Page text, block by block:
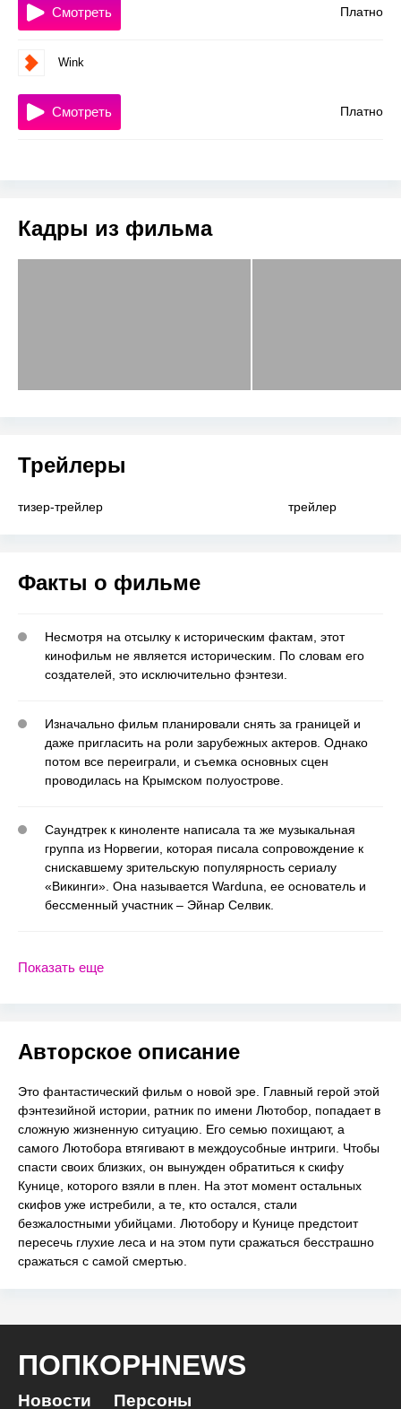
Платно
Смотреть
Wink
Платно
Смотреть
Кадры из фильма
Трейлеры
тизер-трейлер трейлер
Факты о фильме
Несмотря на отсылку к историческим фактам, этот
кинофильм не является историческим. По словам его
создателей, это исключительно фэнтези.
Изначально фильм планировали снять за границей и
даже пригласить на роли зарубежных актеров. Однако
потом все переиграли, и съемка основных сцен
проводилась на Крымском полуострове.
Саундтрек к киноленте написала та же музыкальная
группа из Норвегии, которая писала сопровождение к
снискавшему зрительскую популярность сериалу
«Викинги». Она называется Warduna, ее основатель и
бессменный участник – Эйнар Селвик.
Показать еще
Авторское описание
Это фантастический фильм о новой эре. Главный герой этой
фэнтезийной истории, ратник по имени Лютобор, попадает в
сложную жизненную ситуацию. Его семью похищают, а
самого Лютобора втягивают в междоусобные интриги. Чтобы
спасти своих близких, он вынужден обратиться к скифу
Кунице, которого взяли в плен. На этот момент остальных
скифов уже истребили, а те, кто остался, стали
безжалостными убийцами. Лютобору и Кунице предстоит
пересечь глухие леса и на этом пути сражаться бесстрашно
сражаться с самой смертью.
ПОПКОРНNEWS
Новости Персоны